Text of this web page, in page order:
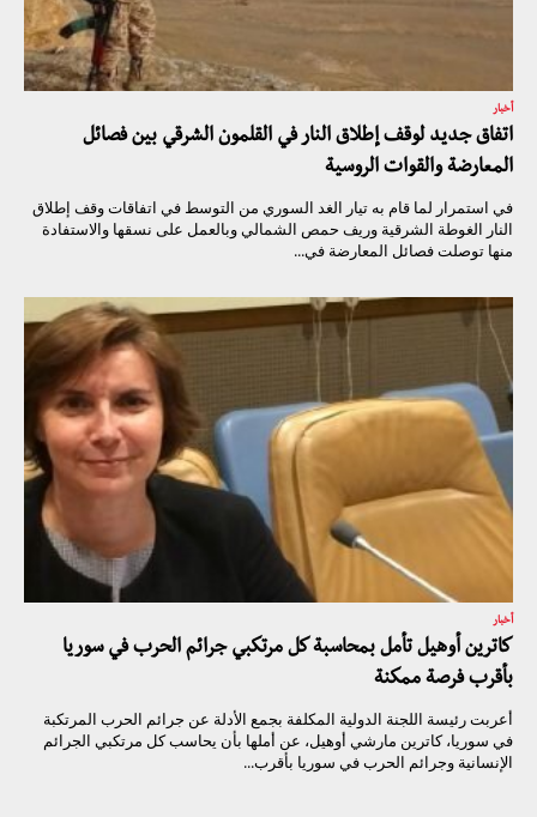
أخبار
اتفاق جديد لوقف إطلاق النار في القلمون الشرقي بين فصائل
المعارضة والقوات الروسية
في استمرار لما قام به تيار الغد السوري من التوسط في اتفاقات وقف إطلاق
النار الغوطة الشرقية وريف حمص الشمالي وبالعمل على نسقها والاستفادة
منها توصلت فصائل المعارضة في...
أخبار
كاترين أوهيل تأمل بمحاسبة كل مرتكبي جرائم الحرب في سوريا
بأقرب فرصة ممكنة
أعربت رئيسة اللجنة الدولية المكلفة بجمع الأدلة عن جرائم الحرب المرتكبة
في سوريا، كاترين مارشي أوهيل، عن أملها بأن يحاسب كل مرتكبي الجرائم
الإنسانية وجرائم الحرب في سوريا بأقرب...